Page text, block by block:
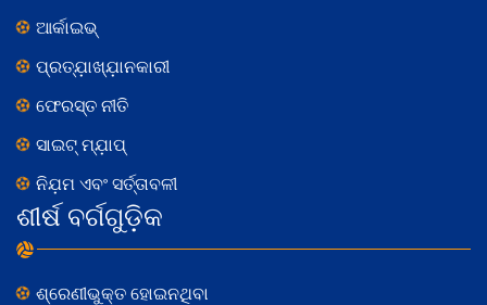
ଆର୍କାଇଭ୍
ପ୍ରତ୍ଯ଼ାଖ୍ଯ଼ାନକାରୀ
ଫେରସ୍ତ ନୀତି
ସାଇଟ୍ ମ୍ଯ଼ାପ୍
ନିଯ଼ମ ଏବଂ ସର୍ତ୍ତାବଳୀ
ଶୀର୍ଷ ବର୍ଗଗୁଡ଼ିକ
ଶ୍ରେଣୀଭୁକ୍ତ ହୋଇନଥିବା